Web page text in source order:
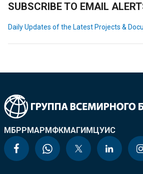
SUBSCRIBE TO EMAIL
Daily Updates of the Latest Projects &
МБРРМАРМФКМАГИМЦУИС